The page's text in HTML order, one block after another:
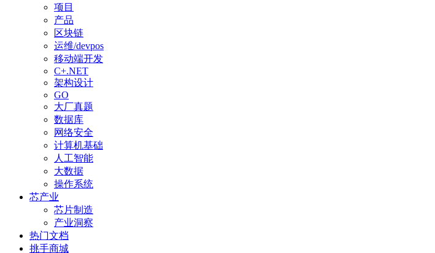
项目
产品
区块链
运维/devpos
移动端开发
C+.NET
架构设计
GO
大厂真题
数据库
网络安全
计算机基础
人工智能
大数据
操作系统
芯产业
芯片制造
产业洞察
热门文档
挑手商城